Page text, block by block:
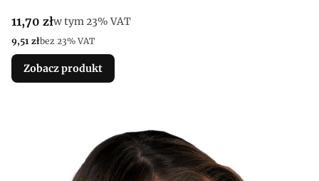
Cena brutto
11,70 złw tym %s VAT
w tym23% VAT
Cena netto
9,51 złbez 23% VAT
Zobacz produkt